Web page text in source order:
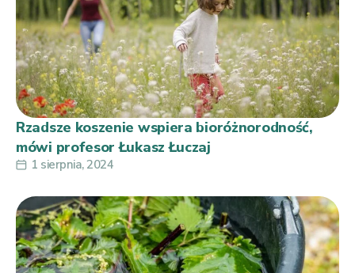
Rzadsze koszenie wspiera bioróżnorodność,
mówi profesor Łukasz Łuczaj
1 sierpnia, 2024